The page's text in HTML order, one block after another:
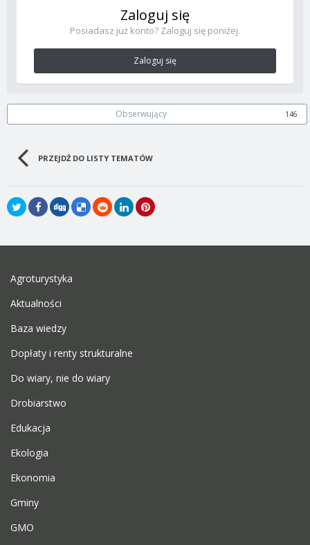
Zaloguj się
Posiadasz już konto? Zaloguj się poniżej.
Zaloguj się
Obserwujący 146
PRZEJDŹ DO LISTY TEMATÓW
Agroturystyka
Aktualności
Baza wiedzy
Dopłaty i renty strukturalne
Do wiary, nie do wiary
Drobiarstwo
Edukacja
Ekologia
Ekonomia
Gminy
GMO